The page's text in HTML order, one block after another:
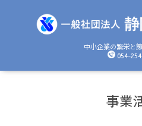
中小企業の繁栄と
054-
事業